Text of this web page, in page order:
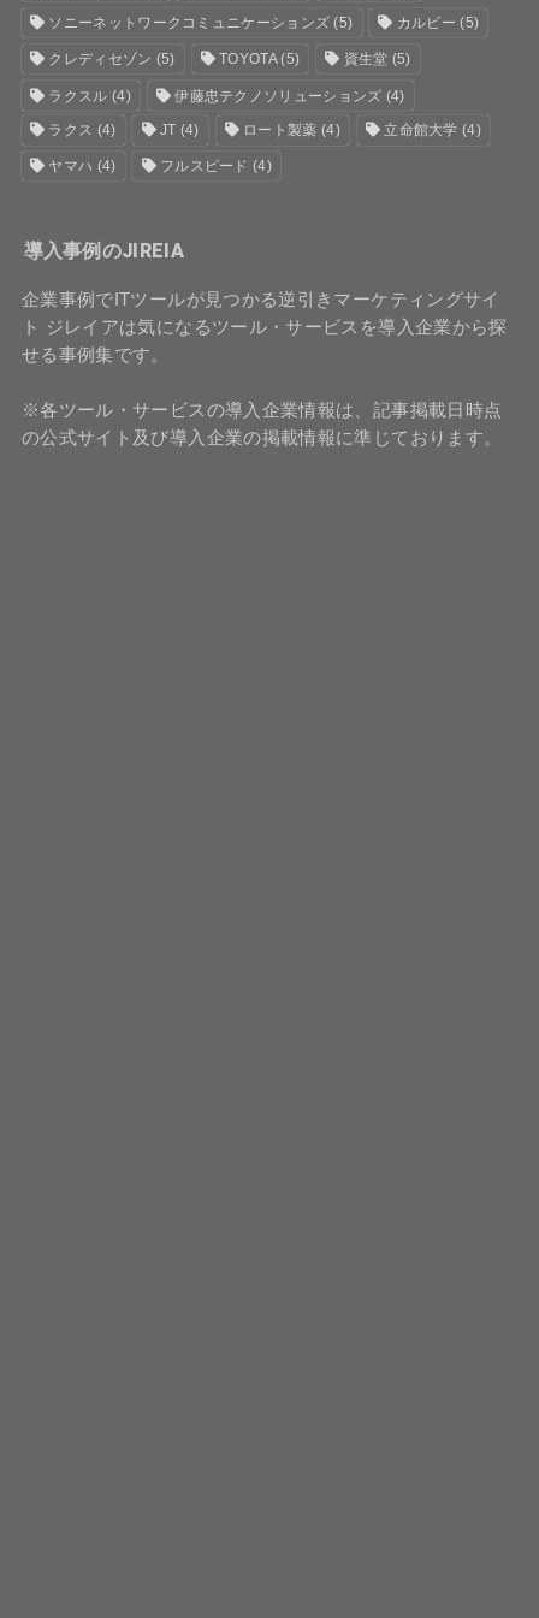
ソニーネットワークコミュニケーションズ (5) カルビー (5)
クレディセゾン (5) TOYOTA(5) 資生堂 (5)
ラクスル (4) 伊藤忠テクノソリューションズ (4)
ラクス (4) JT (4) ロート製薬 (4) 立命館大学 (4)
ヤマハ (4) フルスピード (4)
導入事例のJIREIA
企業事例でITツールが見つかる逆引きマーケティングサイ
ト ジレイアは気になるツール・サービスを導入企業から探
せる事例集です。
※各ツール・サービスの導入企業情報は、記事掲載日時点
の公式サイト及び導入企業の掲載情報に準じております。